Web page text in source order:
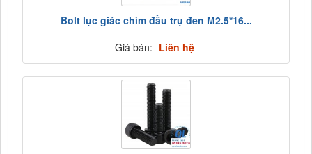
Bolt lục giác chìm đầu trụ đen M2.5*16...
Giá bán: Liên hệ